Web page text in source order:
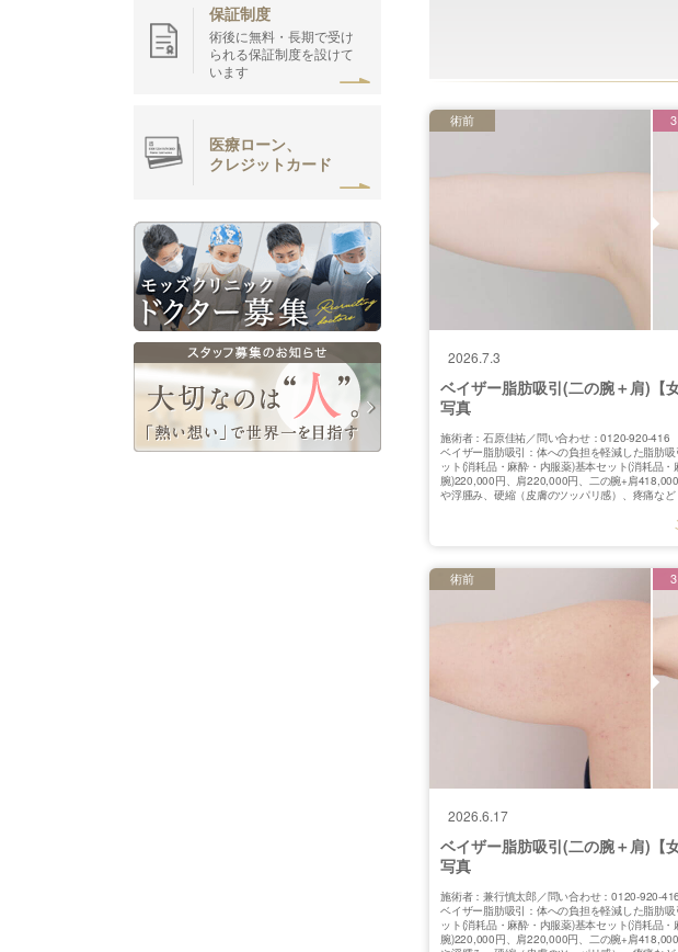
2026.7.3
ベイザー脂肪吸引(二の腕＋肩)【
写真
術前
施術者：石原佳祐／問い合わせ：0120-920-416
ベイザー脂肪吸引：体への負担を軽減した脂肪
ット(消耗品・麻酔・内服薬)基本セット(消耗品
腕)220,000円、肩220,000円、二の腕+肩
や浮腫み、硬縮（皮膚のツッパリ感）、疼痛など
2026.6.17
ベイザー脂肪吸引(二の腕＋肩)【
写真
術前
施術者：兼行慎太郎／問い合わせ：0120-920-416
ベイザー脂肪吸引：体への負担を軽減した脂肪
ット(消耗品・麻酔・内服薬)基本セット(消耗品
腕)220,000円、肩220,000円、二の腕+肩
保証制度
術後に無料・長期で受け
られる保証制度を設けて
います
医療ローン、
クレジットカード